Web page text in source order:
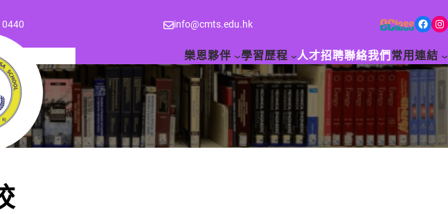
0440 info@cmts.edu.hk Facebook Instagram
樂恩夥伴 學習歷程 人才招聘聯絡我們 常用連結